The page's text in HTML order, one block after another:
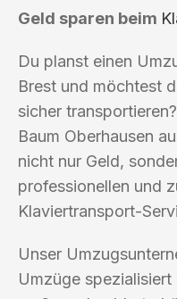
Geld sparen beim
Du planst einen
Brest und möchtest
sicher
Baum Oberhausen
nicht nur Geld,
professionellen und
Klaviertransport-
Unser
Umzüge